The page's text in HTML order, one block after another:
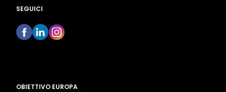
SEGUICI
OBIETTIVO EUROPA